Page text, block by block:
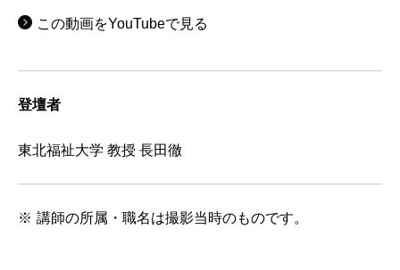
この動画をYouTubeで見る
登壇者
東北福祉大学 教授 長田徹
講師の所属・職名は撮影当時のものです。